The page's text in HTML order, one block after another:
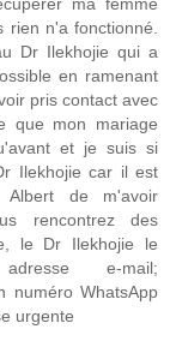
n'a fonctionné.
Dr Ilekhojie qui a
en ramenant
pris contact avec
que mon mariage
et je suis si
Ilekhojie car il est
de m'avoir
rencontrez des
le Dr Ilekhojie le
e-mail;
numéro WhatsApp
urgente